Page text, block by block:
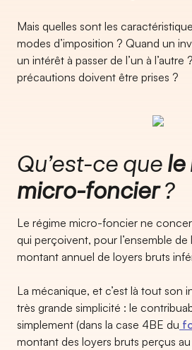
Mais quelles sont les
modes d’imposition ? Quand un
un intérêt à passer de l’un à l’autre
précautions doivent être prises ?
Qu’est-ce que le
micro-foncier?
Le régime micro-foncier ne
qui perçoivent, pour l’ensemble de
montant annuel de loyers bruts
La mécanique, et c’est là tout son
très grande simplicité : le
simplement (dans la case 4BE du
montant des loyers bruts perçus